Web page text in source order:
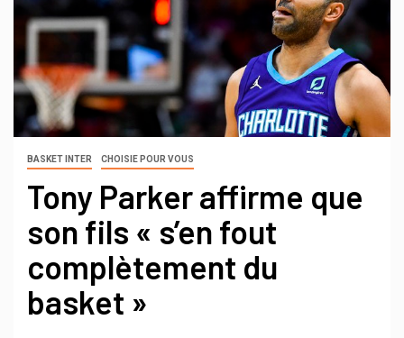
BASKET INTER CHOISIE POUR VOUS
Tony Parker affirme que
son fils « s’en fout
complètement du
basket »